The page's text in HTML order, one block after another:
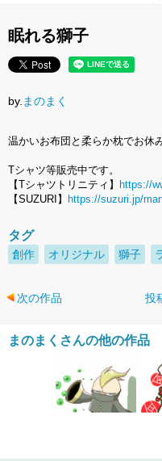
眠れる獅子
by. まのまく
温かいお布団と柔らか枕でお休
Tシャツ等販売中です。
【Tシャツトリニティ】
https://
【SUZURI】
https://suzuri.jp/
タグ
創作 オリジナル 獅子
次の作品 投
まのまくさんの他の作品